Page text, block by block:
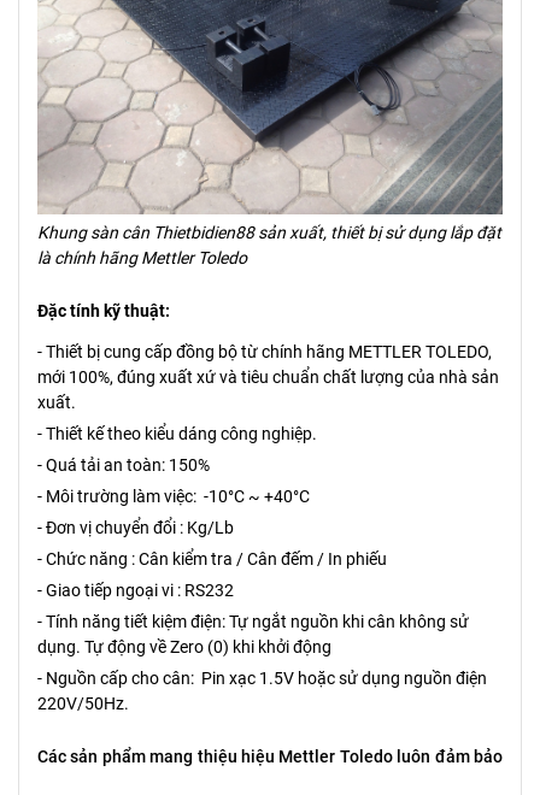
Khung sàn cân Thietbidien88 sản xuất, thiết bị sử dụng lắp đặt
là chính hãng Mettler Toledo
Đặc tính kỹ thuật:
- Thiết bị cung cấp đồng bộ từ chính hãng METTLER TOLEDO,
mới 100%, đúng xuất xứ và tiêu chuẩn chất lượng của nhà sản
xuất.
- Thiết kế theo kiểu dáng công nghiệp.
- Quá tải an toàn: 150%
- Môi trường làm việc: -10°C ~ +40°C
- Đơn vị chuyển đổi : Kg/Lb
- Chức năng : Cân kiểm tra / Cân đếm / In phiếu
- Giao tiếp ngoại vi : RS232
- Tính năng tiết kiệm điện: Tự ngắt nguồn khi cân không sử
dụng. Tự động về Zero (0) khi khởi động
- Nguồn cấp cho cân: Pin xạc 1.5V hoặc sử dụng nguồn điện
220V/50Hz.
Các sản phẩm mang thiệu hiệu Mettler Toledo luôn đảm bảo